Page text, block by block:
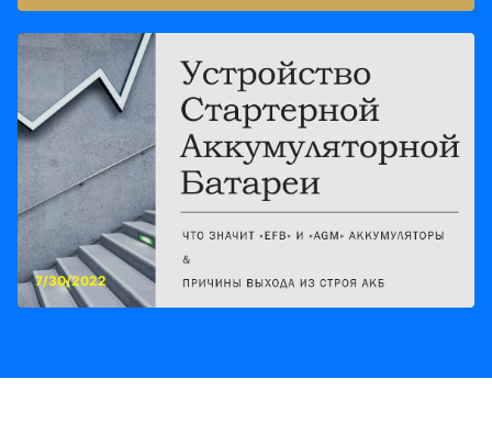
7/30/2022